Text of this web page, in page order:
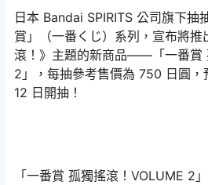
日本 Bandai SPIRITS 公司旗下抽
賞」（一番くじ）系列，宣布將推
滾！》主題的新商品——「一番賞
2」，每抽參考售價為 750 日圓
12 日開抽！
「一番賞 孤獨搖滾！VOLUME 2